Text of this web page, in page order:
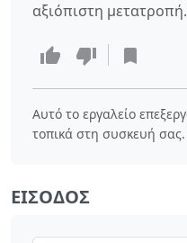
αξιόπιστη μετατροπή.
Αυτό το εργαλείο
τοπικά στη συσκευή σας.
ΕΊΣΟΔΟΣ